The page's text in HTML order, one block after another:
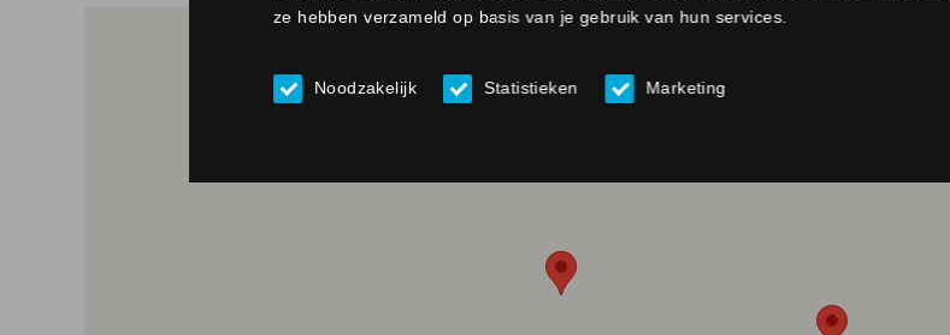
ze hebben verzameld op basis van je gebruik van hun services.
Noodzakelijk Statistieken Marketing